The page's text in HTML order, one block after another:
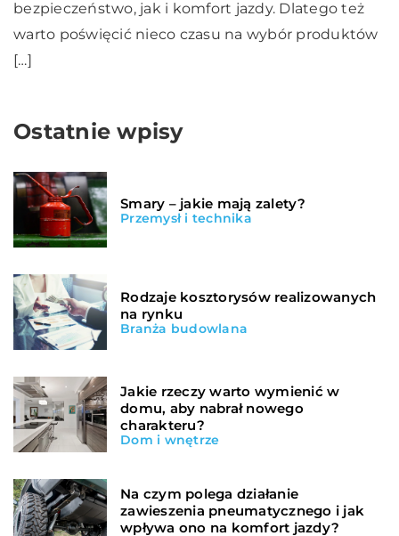
bezpieczeństwo, jak i komfort jazdy. Dlatego też
warto poświęcić nieco czasu na wybór produktów
[…]
Ostatnie wpisy
Smary – jakie mają zalety?
Przemysł i technika
Rodzaje kosztorysów realizowanych
na rynku
Branża budowlana
Jakie rzeczy warto wymienić w
domu, aby nabrał nowego
charakteru?
Dom i wnętrze
Na czym polega działanie
zawieszenia pneumatycznego i jak
wpływa ono na komfort jazdy?